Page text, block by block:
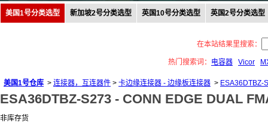
美国1号分类选型 新加坡2号分类选型 英国10号分类选型 英国2号分类选型
在本站结果里搜索：
热门搜索词： 电容器 Vicor
美国1号仓库 > 连接器，互连器件 > 卡边缘连接器 - 边缘板连接器 > ESA36DTBZ-
ESA36DTBZ-S273 - CONN EDGE DUAL
非库存货